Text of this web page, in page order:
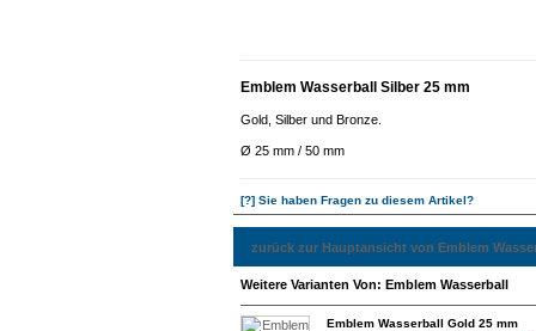
Emblem Wasserball Silber 25 mm
Gold, Silber und Bronze.
Ø 25 mm / 50 mm
[?] Sie haben Fragen zu diesem Artikel?
zurück zur Hauptansicht von Emblem
Weitere Varianten Von: Emblem Wasserball
Emblem Wasserball Gold 25 mm